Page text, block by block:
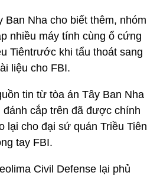
Ban Nha cho biết thêm, nhóm
nhiều máy tính cùng ổ cứng
Tiêntrước khi tẩu thoát sang
liệu cho FBI.
tin từ tòa án Tây Ban Nha
đánh cắp trên đã được chính
lại cho đại sứ quán Triều Tiên
tay FBI.
Civil Defense lại phủ